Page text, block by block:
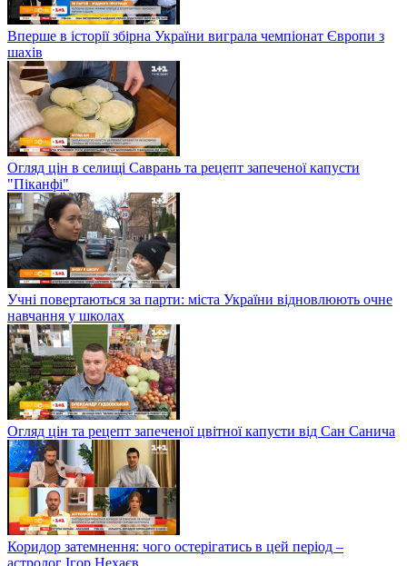
Вперше в історії збірна України виграла чемпіонат Європи з
шахів
Огляд цін в селищі Саврань та рецепт запеченої капусти
"Піканфі"
Учні повертаються за парти: міста України відновлюють очне
навчання у школах
Огляд цін та рецепт запеченої цвітної капусти від Сан Санича
Коридор затемнення: чого остерігатись в цей період –
астролог Ігор Нехаєв